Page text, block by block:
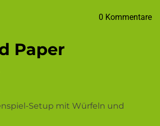
0 Kommentare
Paper